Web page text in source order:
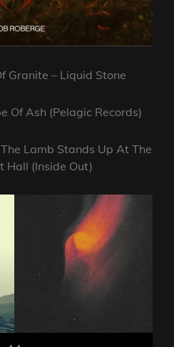
Granite – Liquid Stone
Of Ash (Pelagic Records)
Lamb Stands Up At The
Hall (Inside Out)